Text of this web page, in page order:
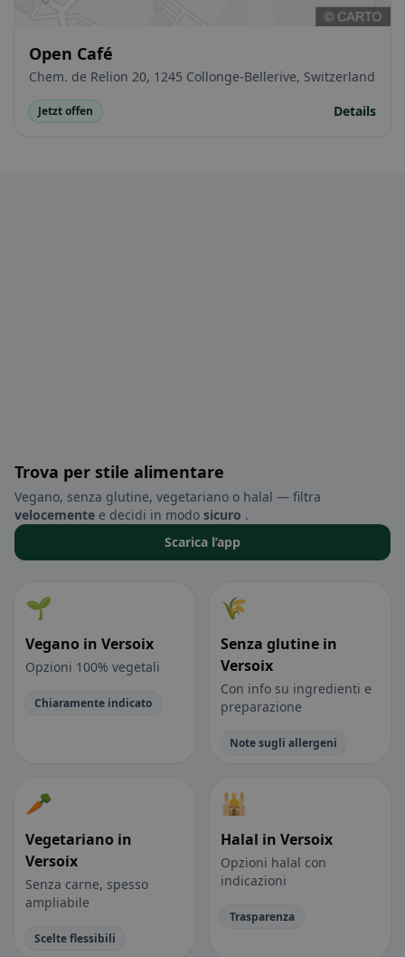
Open Café
Chem. de Relion 20, 1245 Collonge-Bellerive, Switzerland
Jetzt offen Details
Trova per stile alimentare
Vegano, senza glutine, vegetariano o halal — filtra
velocemente e decidi in modo sicuro .
Scarica l’app
🌱
Vegano in Versoix
Opzioni 100% vegetali
Chiaramente indicato
🌾
Senza glutine in
Versoix
Con info su ingredienti e
preparazione
Note sugli allergeni
🥕
Vegetariano in
Versoix
Senza carne, spesso
ampliabile
Scelte flessibili
🕌
Halal in Versoix
Opzioni halal con
indicazioni
Trasparenza